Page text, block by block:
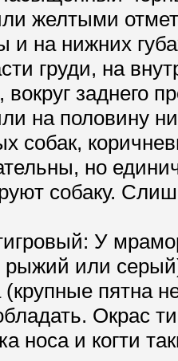
желтыми
на нижних
груди, на
заднего
на половину
собак,
но
собаку.
У
рыжий или
пятна
Окрас
носа и когти